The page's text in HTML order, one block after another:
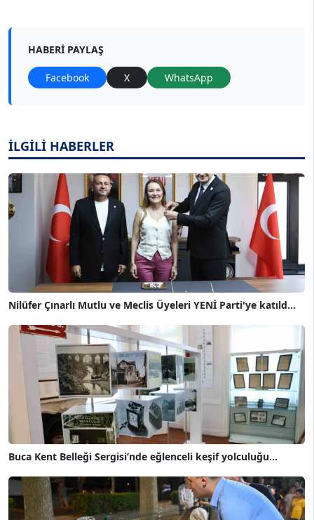
HABERI PAYLAŞ
Facebook X WhatsApp
İLGİLİ HABERLER
Nilüfer Çınarlı Mutlu ve Meclis Üyeleri YENİ Parti'ye katıld...
Buca Kent Belleği Sergisi’nde eğlenceli keşif yolculuğu...